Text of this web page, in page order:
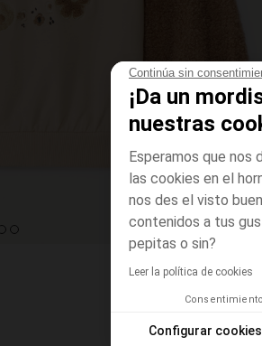
Continúa sin
¡Da un
nuestras
Esperamos que nos
las cookies en el
nos des el visto
contenidos a tus
pepitas o sin?
Leer la política de cookies
Configurar cookies